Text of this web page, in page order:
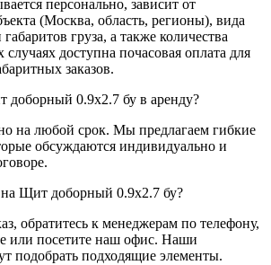
персонально, зависит от
(Москва, область, регионы), вида
груза, а также количества
доступна почасовая оплата для
заказов.
0.9x2.7 бу в аренду?
на любой срок. Мы предлагаем гибкие
обсуждаются индивидуально и
на Щит доборный 0.9x2.7 бу?
обратитесь к менеджерам по телефону,
или посетите наш офис. Наши
подобрать подходящие элементы.